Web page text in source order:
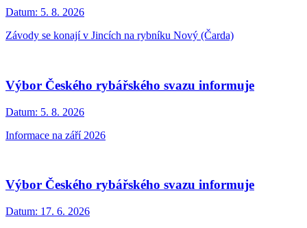
Datum: 5. 8. 2026
Závody se konají v Jincích na rybníku Nový (Čarda)
Výbor Českého rybářského svazu informuje
Datum: 5. 8. 2026
Informace na září 2026
Výbor Českého rybářského svazu informuje
Datum: 17. 6. 2026